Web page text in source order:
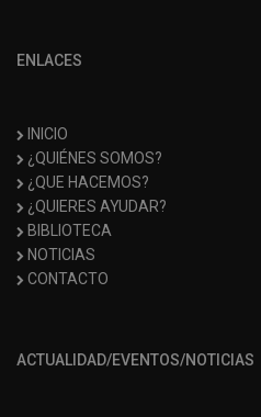
ENLACES
INICIO
¿QUIÉNES SOMOS?
¿QUE HACEMOS?
¿QUIERES AYUDAR?
BIBLIOTECA
NOTICIAS
CONTACTO
ACTUALIDAD/EVENTOS/NOTICIAS